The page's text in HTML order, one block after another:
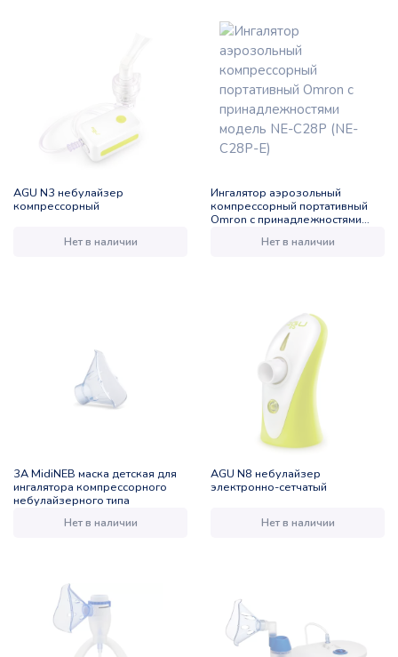
AGU N3 небулайзер
компрессорный
Нет в наличии
Ингалятор аэрозольный
компрессорный портативный
Omron с принадлежностями
Нет в наличии
3A MidiNEB маска детская для
ингалятора компрессорного
небулайзерного типа
Нет в наличии
AGU N8 небулайзер
электронно-сетчатый
Нет в наличии